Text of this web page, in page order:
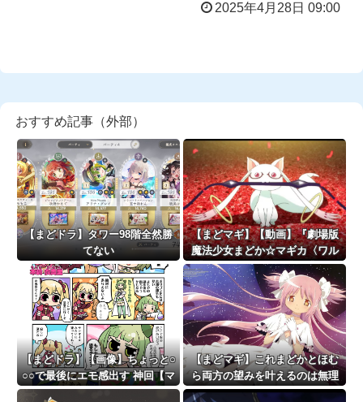
2025年4月28日 09:00
おすすめ記事（外部）
【まどドラ】タワー98階全然勝
てない
【まどマギ】【動画】『劇場版
魔法少女まどか☆マギカ〈ワル
プルギスの廻天〉』本予告が公
開！！！！
【まどドラ】【画像】ちょっと○
○○で最後にエモ感出す 神回【マ
ギア☆エトセトラ 第94話】
【まどマギ】これまどかとほむ
ら両方の望みを叶えるのは無理
じゃない？